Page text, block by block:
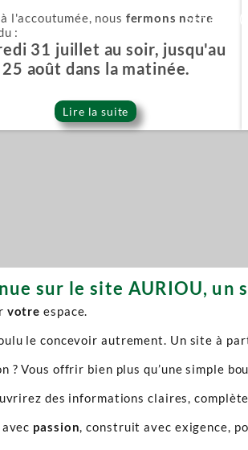
Série Or
l'accoutumée, nous fermons notre
:
31 juillet au soir, jusqu'au
août dans la matinée.
Lire la suite
sur le site AURIOU, un
votreespace.
le concevoir autrement. Un site à
? Vous offrir bien plus qu’une simple
des informations claires,
passion, construit avec exigence,